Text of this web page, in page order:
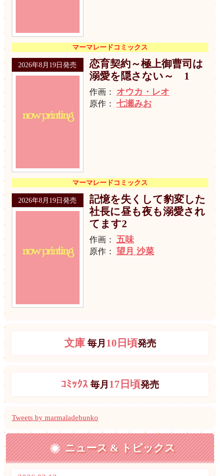
マーマレードコミックス
2026年8月19日発売
恋育契約～極上御曹司は
溺愛を隠さない～ 1
作画： オウカ・レオ
原作： 七瀬みお
マーマレードコミックス
2026年8月19日発売
記憶を失くして豹変した
社長に昼も夜も溺愛され
てます2
作画： 五味
原作： 望月 沙菜
文庫毎月 10日頃発売
ｺﾐｯｸｽ 毎月 17日頃発売
Tweets by marmaladebunko
ニュース & トピックス